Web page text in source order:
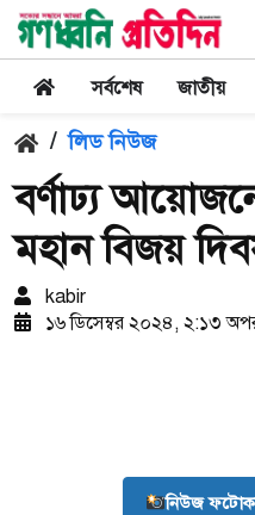
সর্বশেষ জাতীয়
/ লিড নিউজ
বর্ণাঢ্য
মহান বিজয়
kabir
১৬ ডিসেম্বর ২০২৪, ২:১৩
নিউজ